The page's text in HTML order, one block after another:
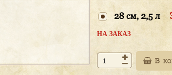
28 см, 2,5 л
НА ЗАКАЗ
В